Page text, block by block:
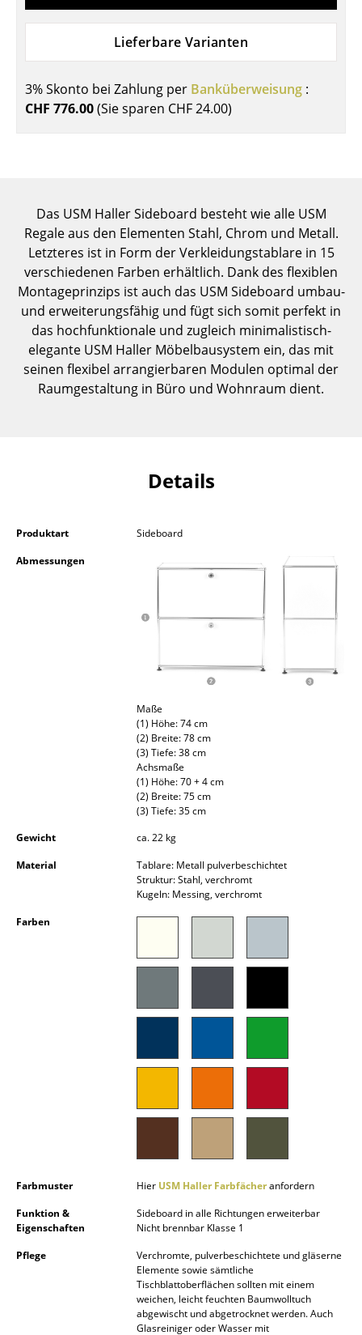
Konferenztische
Kindertische
... alle Tische
Aufbewahren
Regale & Schränke
Bücherregale
Wandregale
Sideboards & Kommoden
Garderoben
Kleinaufbewahrung
... alle Aufbewahrungsmöbel
Schreibtischleuchten
Stehleuchten & Leseleuchten
Wandleuchten
Outdoor-Leuchten
Akkuleuchten
Nachttische & Bettzubehör
... alle Betten
Accessoires
Uhren
Figuren & Miniaturen
Lieferbare Varianten
3% Skonto bei Zahlung per Banküberweisung :
CHF 776.00(Sie sparen CHF 24.00)
Das USM Haller Sideboard besteht wie alle USM
Regale aus den Elementen Stahl, Chrom und Metall.
Letzteres ist in Form der Verkleidungstablare in 15
verschiedenen Farben erhältlich. Dank des flexiblen
Montageprinzips ist auch das USM Sideboard umbau-
und erweiterungsfähig und fügt sich somit perfekt in
das hochfunktionale und zugleich minimalistisch-
elegante USM Haller Möbelbausystem ein, das mit
seinen flexibel arrangierbaren Modulen optimal der
Raumgestaltung in Büro und Wohnraum dient.
Details
Produktart
Sideboard
Abmessungen
Maße
(1) Höhe: 74 cm
(2) Breite: 78 cm
(3) Tiefe: 38 cm
Achsmaße
(1) Höhe: 70 + 4 cm
(2) Breite: 75 cm
(3) Tiefe: 35 cm
Gewicht
ca. 22 kg
Material
Tablare: Metall pulverbeschichtet
Struktur: Stahl, verchromt
Kugeln: Messing, verchromt
Farben
Farbmuster Hier USM Haller Farbfächeranfordern
Funktion &
Eigenschaften
Sideboard in alle Richtungen erweiterbar
Nicht brennbar Klasse 1
Pflege
Verchromte, pulverbeschichtete und gläserne
Elemente sowie sämtliche
Tischblattoberflächen sollten mit einem
weichen, leicht feuchten Baumwolltuch
abgewischt und abgetrocknet werden. Auch
Glasreiniger oder Wasser mit